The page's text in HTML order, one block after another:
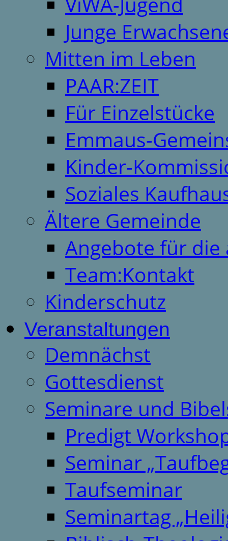
Junge
Mitten im Leben
PAAR:ZEIT
Für Einzelstücke
Emmaus-
Kinder-
Soziales
Ältere Gemeinde
Angebote für
Team:Kontakt
Kinderschutz
Veranstaltungen
Demnächst
Gottesdienst
Seminare und
Predigt
Seminar
Taufseminar
Seminartag